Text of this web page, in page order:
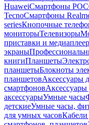
HuaweiСмартфоны
TecnoСмартфоны
seriesКнопочные
мониторыТелевизоры
приставки и
экраны
книгиПланшеты
планшетыБлокноты
планшетовАксессуары
смартфонов
аксессуарыУмные часы
детскиеУмные часы,
для умных часовКабели